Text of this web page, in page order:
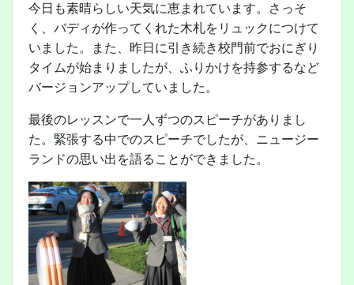
今日も素晴らしい天気に恵まれています。さっそ
く、バディが作ってくれた木札をリュックにつけて
いました。また、昨日に引き続き校門前でおにぎり
タイムが始まりましたが、ふりかけを持参するなど
バージョンアップしていました。
最後のレッスンで一人ずつのスピーチがありまし
た。緊張する中でのスピーチでしたが、ニュージー
ランドの思い出を語ることができました。